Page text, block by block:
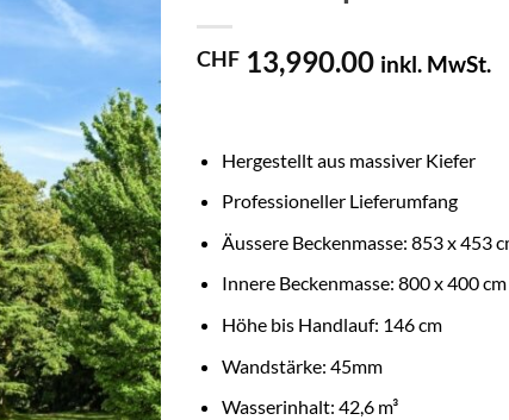
CHF 13,990.00 inkl. MwSt.
Hergestellt aus massiver Kiefer
Professioneller Lieferumfang
Äussere Beckenmasse: 853 x 453
Innere Beckenmasse: 800 x 400 cm
Höhe bis Handlauf: 146 cm
Wandstärke: 45mm
Wasserinhalt: 42,6 m³